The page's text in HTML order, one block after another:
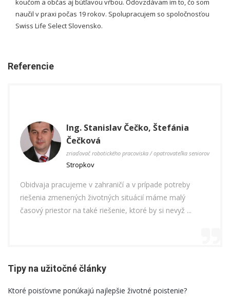
koučom a občas aj bútľavou vŕbou. Odovzdávam im to, čo som
naučil v praxi počas 19 rokov. Spolupracujem so spoločnosťou
Swiss Life Select Slovensko.
Referencie
Ing. Stanislav Čečko, Štefánia
Čečková
zriaďovač robotického pracoviska / opatrovateľka seniorov
Stropkov
Obidvaja pracujeme v zahraničí a v prípade potreby
riešenia zmenených životných situácií máme malý
časový priestor na také riešenie, ktoré by si nevyž ...
Tipy na užitočné články
Ktoré poisťovne ponúkajú najlepšie životné poistenie?